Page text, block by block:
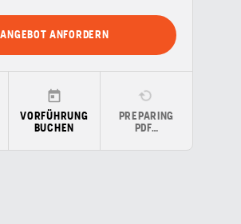
ANGEBOT ANFORDERN
VORFÜHRUNG
BUCHEN
PREPARING
PDF…